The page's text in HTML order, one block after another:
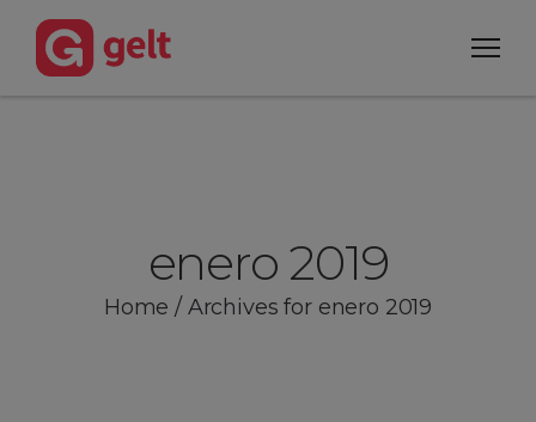
enero 2019
Home /Archives for enero 2019